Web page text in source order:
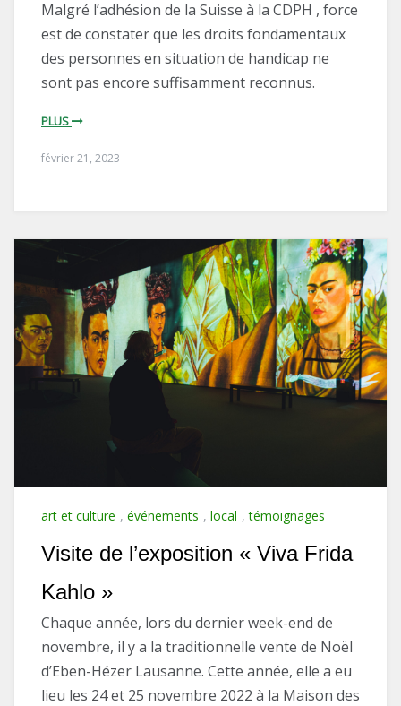
Malgré l’adhésion de la Suisse à la CDPH , force
est de constater que les droits fondamentaux
des personnes en situation de handicap ne
sont pas encore suffisamment reconnus.
PLUS
février 21, 2023
art et culture , événements , local ,témoignages
Visite de l’exposition « Viva Frida
Kahlo »
Chaque année, lors du dernier week-end de
novembre, il y a la traditionnelle vente de Noël
d’Eben-Hézer Lausanne. Cette année, elle a eu
lieu les 24 et 25 novembre 2022 à la Maison des